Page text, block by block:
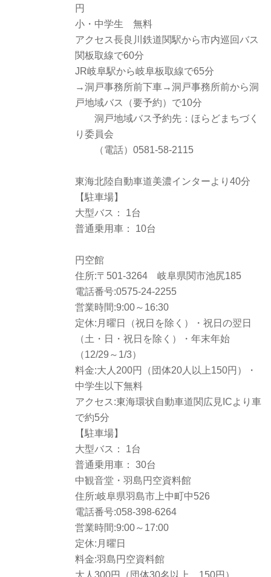
円
小・中学生 無料
アクセス長良川鉄道関駅から市内巡回バス
関板取線で60分
JR岐阜駅から岐阜板取線で65分
→洞戸事務所前下車→洞戸事務所前から洞
戸地域バス（要予約）で10分
洞戸地域バス予約先：ほらどまちづく
り委員会
（電話）0581-58-2115
東海北陸自動車道美濃インターより40分
【駐車場】
大型バス： 1台
普通乗用車： 10台
円空館
住所:〒501-3264 岐阜県関市池尻185
電話番号:0575-24-2255
営業時間:9:00～16:30
定休:月曜日（祝日を除く）・祝日の翌日
（土・日・祝日を除く）・年末年始
（12/29～1/3）
料金:大人200円（団体20人以上150円）・
中学生以下無料
アクセス:東海環状自動車道関広見ICより車
で約5分
【駐車場】
大型バス： 1台
普通乗用車： 30台
中観音堂・羽島円空資料館
住所:岐阜県羽島市上中町中526
電話番号:058-398-6264
営業時間:9:00～17:00
定休:月曜日
料金:羽島円空資料館
大人300円（団体30名以上 150円）